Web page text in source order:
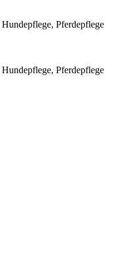
Pferdepflege
Pferdepflege